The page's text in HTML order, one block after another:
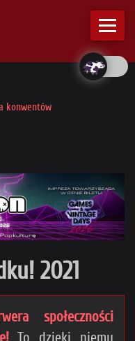
konwentów
2021
społeczności
To dzięki niemu